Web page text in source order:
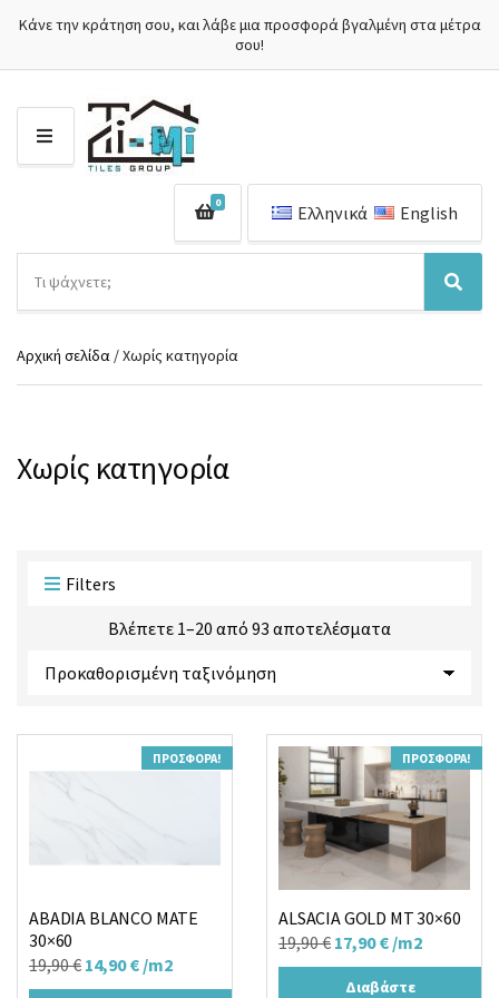
Κάνε την κράτηση σου, και λάβε μια προσφορά βγαλμένη στα μέτρα
σου!
Μ
Ε
ν
μ
α
η
α
ή
π
ρ
Α
ν
ή
0 Ελληνικά English
Αρχική σελίδα / Χωρίς κατηγορία
Χωρίς κατηγορία
Filters
Βλέπετε 1–20 από 93 αποτελέσματα
ΠΡΟΣΦΟΡΆ!
ABADIA BLANCO MATE
30×60
19,90€ Original
price
14,90€Η
τρέχουσα
/m2
ΠΡΟΣΦΟΡΆ!
ALSACIA GOLD MT 30×60
19,90€ Original
price
17,90€Η
τρέχουσα
/m2
Διαβάστε